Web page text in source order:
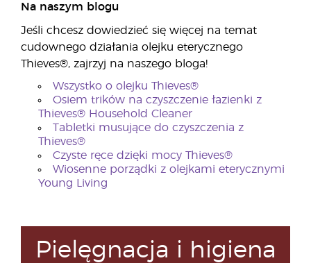
Na naszym blogu
Jeśli chcesz dowiedzieć się więcej na temat
cudownego działania olejku eterycznego
Thieves®, zajrzyj na naszego bloga!
Wszystko o olejku Thieves®
Osiem trików na czyszczenie łazienki z
Thieves® Household Cleaner
Tabletki musujące do czyszczenia z
Thieves®
Czyste ręce dzięki mocy Thieves®
Wiosenne porządki z olejkami eterycznymi
Young Living
Pielęgnacja i higiena